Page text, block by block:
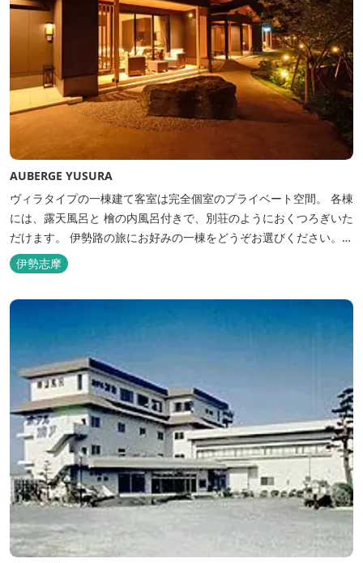
AUBERGE YUSURA
ヴィラタイプの一棟建て客室は完全個室のプライベート空間。 各棟
には、露天風呂と 檜の内風呂付きで、別荘のようにおくつろぎいた
だけます。 伊勢路の旅にお好みの一棟をどうぞお選びください。
「AUBERGE YUSURA」が大切にしていること それは、小さな宿な
らではの「ひと手間」のおもてなし。 「居・食・充」を満たし、皆
伊勢志摩